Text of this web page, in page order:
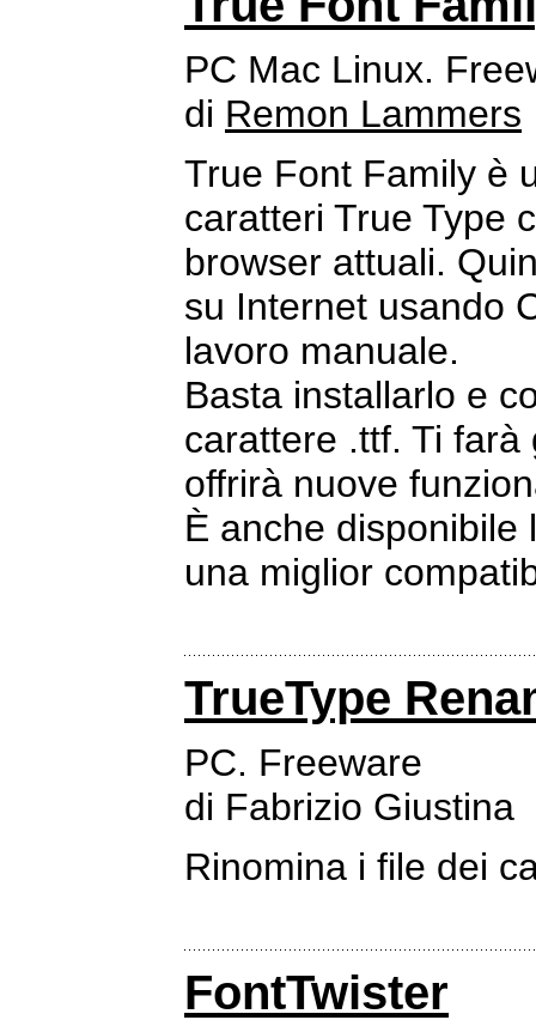
PC Mac Linux.
di Remon Lammers
True Font Family è
caratteri True Type
browser attuali.
su Internet usando
lavoro manuale.
Basta installarlo e
carattere .ttf. Ti farà
offrirà nuove
È anche
una miglior
TrueType
PC. Freeware
di Fabrizio Giustina
Rinomina i file dei
FontTwister